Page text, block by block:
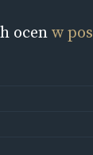
ocenw